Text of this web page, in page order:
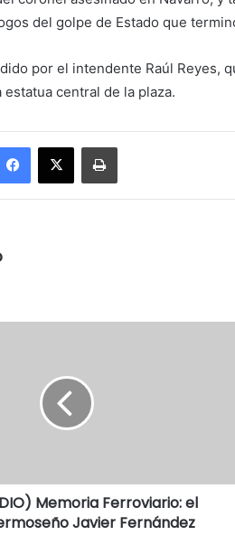
del golpe de Estado que
por el intendente Raúl Reyes,
central de la plaza.
Facebook
X Imprimir
Memoria Ferroviario: el
Javier Fernández